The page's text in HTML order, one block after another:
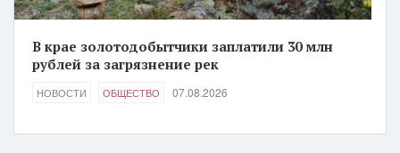
В крае золотодобытчики заплатили 30 млн
рублей за загрязнение рек
НОВОСТИ ОБЩЕСТВО 07.08.2026